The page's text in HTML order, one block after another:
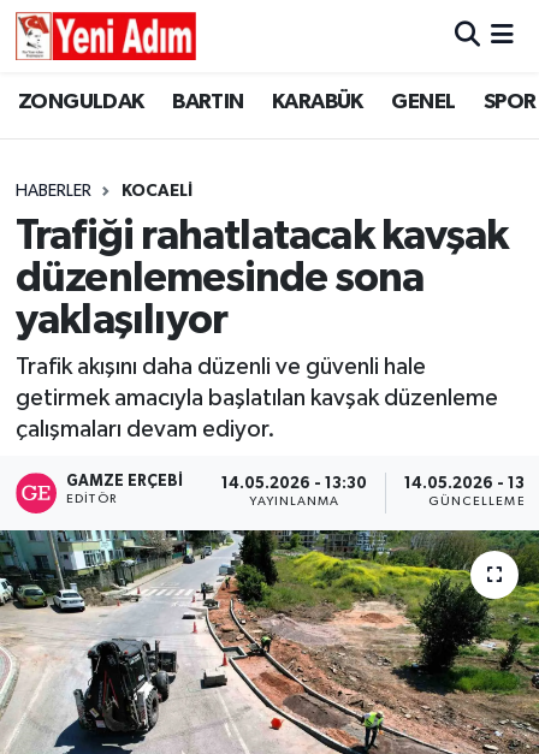
ZONGULDAK BARTIN KARABÜK GENEL SPOR
HABERLER KOCAELİ
Trafiği rahatlatacak kavşak
düzenlemesinde sona
yaklaşılıyor
Trafik akışını daha düzenli ve güvenli hale
getirmek amacıyla başlatılan kavşak düzenleme
çalışmaları devam ediyor.
GAMZE ERÇEBI
EDITÖR
14.05.2026 - 13:30
YAYINLANMA
14.05.2026 -
GÜNCELLEME
ZONGULDAK
ASAYİŞ
GÜNCEL
SİYASET
RESMİ İLAN
ZONGULDAK
KARABÜK
GENEL
SPOR
SİYASET
RESMİ İLAN
Künye
Zonguldak Hava Durumu
Süper Lig Puan Durumu ve Fikstür
Tüm Manşetler
Son Dakika Haberleri
Haber Arşivi